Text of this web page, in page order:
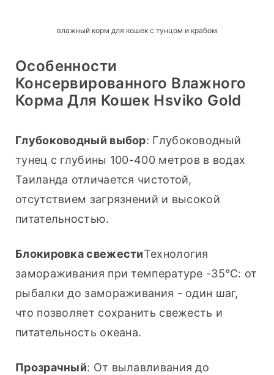
влажный корм для кошек с тунцом и крабом
Особенности
Консервированного Влажного
Корма Для Кошек Hsviko Gold
Глубоководный выбор: Глубоководный
тунец с глубины 100-400 метров в водах
Таиланда отличается чистотой,
отсутствием загрязнений и высокой
питательностью.
Блокировка свежестиТехнология
замораживания при температуре -35℃: от
рыбалки до замораживания - один шаг,
что позволяет сохранить свежесть и
питательность океана.
Прозрачный: От вылавливания до